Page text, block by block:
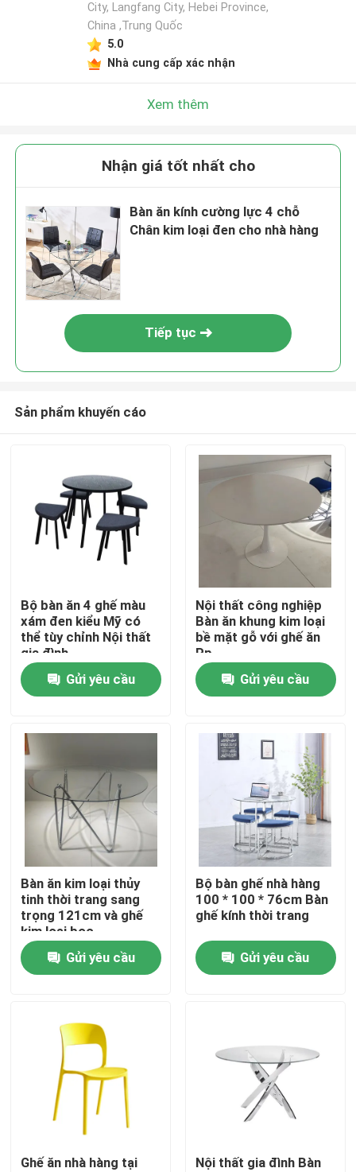
Về chúng tôi
Địa chỉ liên hệ
Nội thất phòng gia đình
Nội thất phòng khách
Tủ TV tùy chỉnh
Ghế quầy bar
Bàn cà phê tùy chỉnh
City, Langfang City, Hebei Province,
China ,Trung Quốc
5.0
Nhà cung cấp xác nhận
Xem thêm
Nhận giá tốt nhất cho
Bàn ăn kính cường lực 4 chỗ
Chân kim loại đen cho nhà hàng
Tiếp tục
Sản phẩm khuyến cáo
Bộ bàn ăn 4 ghế màu
xám đen kiểu Mỹ có
thể tùy chỉnh Nội thất
gia đình
Gửi yêu cầu
Nội thất công nghiệp
Bàn ăn khung kim loại
bề mặt gỗ với ghế ăn
Pp
Gửi yêu cầu
Bàn ăn kim loại thủy
tinh thời trang sang
trọng 121cm và ghế
kim loại bọc
Gửi yêu cầu
Bộ bàn ghế nhà hàng
100 * 100 * 76cm Bàn
ghế kính thời trang
Gửi yêu cầu
Ghế ăn nhà hàng tại
Nội thất gia đình Bàn